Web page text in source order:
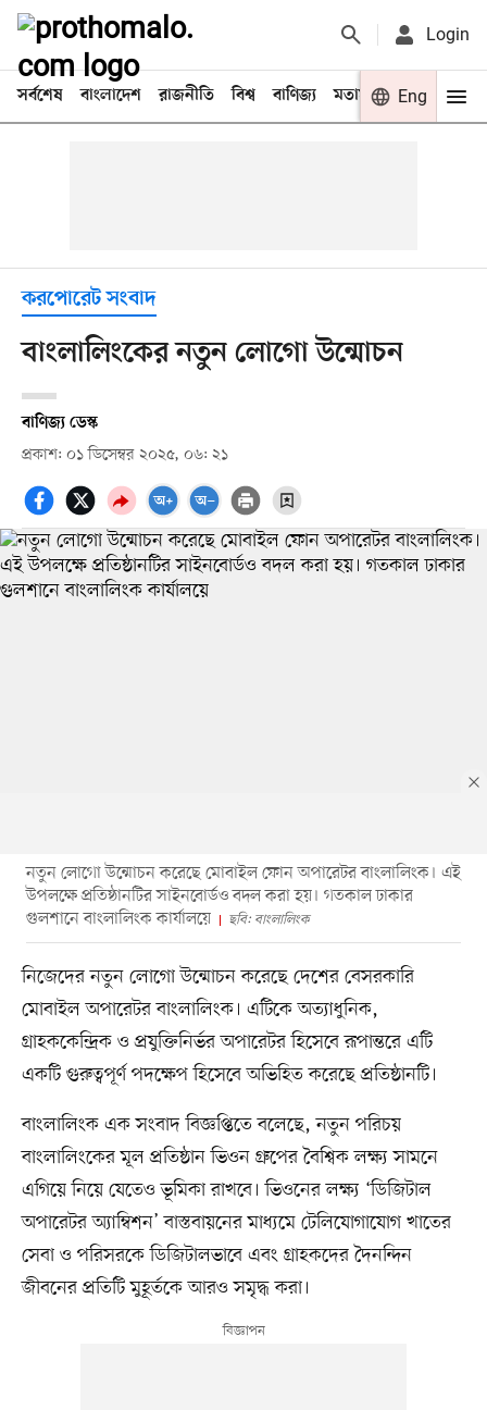
Login
সর্বশেষ বাংলাদেশ রাজনীতি বিশ্ব বাণিজ্য মতামত খেলা
Eng
করপোরেট সংবাদ
বাংলালিংকের নতুন লোগো উন্মোচন
বাণিজ্য ডেস্ক
প্রকাশ: ০১ ডিসেম্বর ২০২৫, ০৬: ২১
নতুন লোগো উন্মোচন করেছে মোবাইল ফোন অপারেটর বাংলালিংক। এই
উপলক্ষে প্রতিষ্ঠানটির সাইনবোর্ডও বদল করা হয়। গতকাল ঢাকার
গুলশানে বাংলালিংক কার্যালয়ে
ছবি: বাংলালিংক
নিজেদের নতুন লোগো উন্মোচন করেছে দেশের বেসরকারি
মোবাইল অপারেটর বাংলালিংক। এটিকে অত্যাধুনিক,
গ্রাহককেন্দ্রিক ও প্রযুক্তিনির্ভর অপারেটর হিসেবে রূপান্তরে এটি
একটি গুরুত্বপূর্ণ পদক্ষেপ হিসেবে অভিহিত করেছে প্রতিষ্ঠানটি।
বাংলালিংক এক সংবাদ বিজ্ঞপ্তিতে বলেছে, নতুন পরিচয়
বাংলালিংকের মূল প্রতিষ্ঠান ভিওন গ্রুপের বৈশ্বিক লক্ষ্য সামনে
এগিয়ে নিয়ে যেতেও ভূমিকা রাখবে। ভিওনের লক্ষ্য ‘ডিজিটাল
অপারেটর অ্যাম্বিশন’ বাস্তবায়নের মাধ্যমে টেলিযোগাযোগ খাতের
সেবা ও পরিসরকে ডিজিটালভাবে এবং গ্রাহকদের দৈনন্দিন
জীবনের প্রতিটি মুহূর্তকে আরও সমৃদ্ধ করা।